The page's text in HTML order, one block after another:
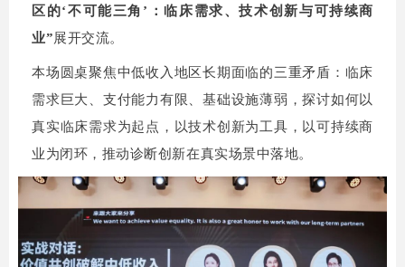
区的‘不可能三角’：临床需求、技术创新与可持续商
业”展开交流。
本场圆桌聚焦中低收入地区长期面临的三重矛盾：临床
需求巨大、支付能力有限、基础设施薄弱，探讨如何以
真实临床需求为起点，以技术创新为工具，以可持续商
业为闭环，推动诊断创新在真实场景中落地。